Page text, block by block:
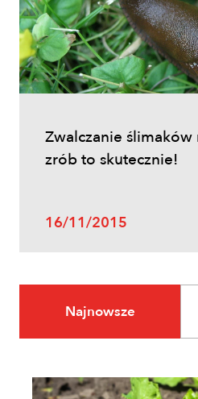
Zwalczanie ślimaków
zrób to skutecznie!
16/11/2015
Najnowsze